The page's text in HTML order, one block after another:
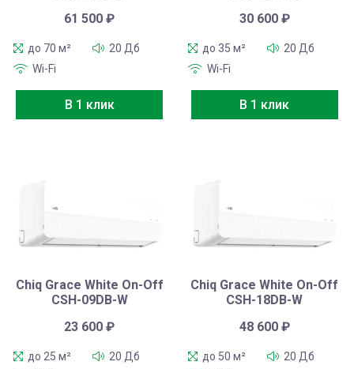
61 500₽
до 70 м²
20 Дб
Wi-Fi
В 1 клик
30 600 ₽
до 35 м²
20 Дб
Wi-Fi
В 1 клик
Chiq Grace White On-Off
CSH-09DB-W
23 600₽
до 25 м²
20 Дб
Chiq Grace White On-Off
CSH-18DB-W
48 600 ₽
до 50 м²
20 Дб